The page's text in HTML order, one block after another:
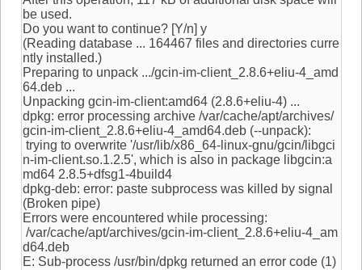
be used.
Do you want to continue? [Y/n] y
(Reading database ... 164467 files and directories curre
ntly installed.)
Preparing to unpack .../gcin-im-client_2.8.6+eliu-4_amd
64.deb ...
Unpacking gcin-im-client:amd64 (2.8.6+eliu-4) ...
dpkg: error processing archive /var/cache/apt/archives/
gcin-im-client_2.8.6+eliu-4_amd64.deb (--unpack):
trying to overwrite '/usr/lib/x86_64-linux-gnu/gcin/libgci
n-im-client.so.1.2.5', which is also in package libgcin:a
md64 2.8.5+dfsg1-4build4
dpkg-deb: error: paste subprocess was killed by signal
(Broken pipe)
Errors were encountered while processing:
/var/cache/apt/archives/gcin-im-client_2.8.6+eliu-4_am
d64.deb
E: Sub-process /usr/bin/dpkg returned an error code (1)